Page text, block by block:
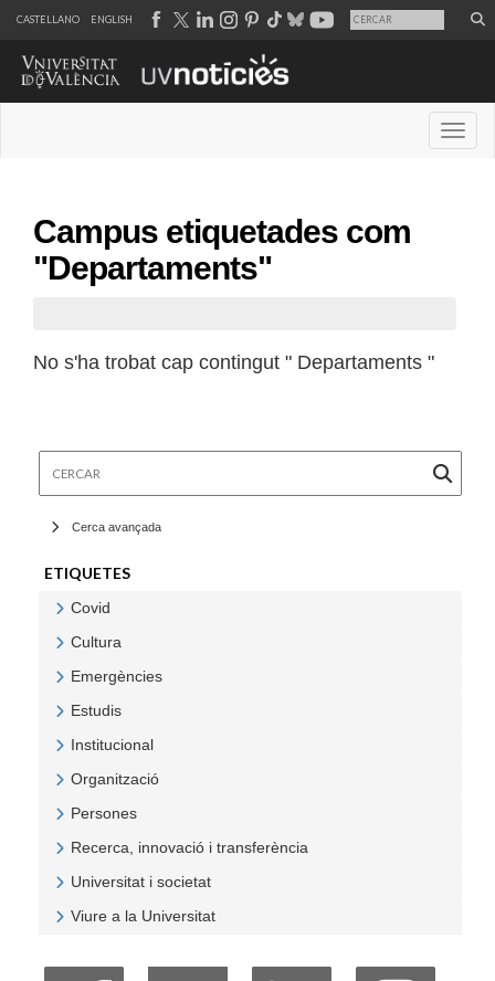
CASTELLANO ENGLISH
Campus etiquetades com
"Departaments"
No s'ha trobat cap contingut " Departaments "
Cerca avançada
ETIQUETES
Covid
Cultura
Emergències
Estudis
Institucional
Organització
Persones
Recerca, innovació i transferència
Universitat i societat
Viure a la Universitat